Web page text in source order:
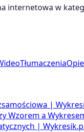
internetowa w
Tłumaczenia
|
Wzorem a
|